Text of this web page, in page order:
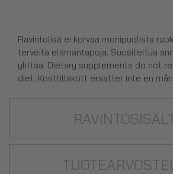
Ravintolisä ei korvaa monipuolista
terveitä elämäntapoja. Suositeltua
ylittää. Dietary supplements do not
diet. Kosttillskott ersätter inte en